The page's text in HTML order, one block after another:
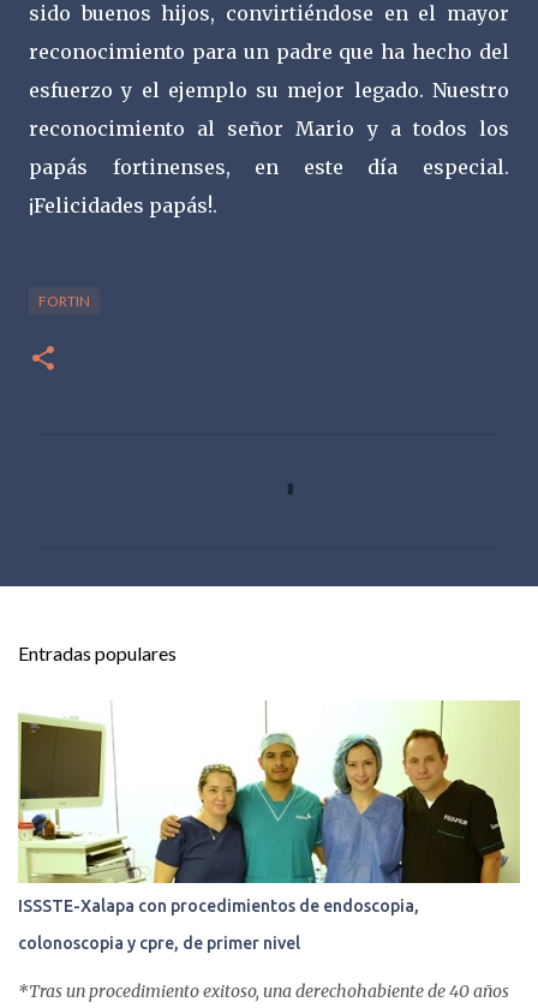
sido buenos hijos, convirtiéndose en el mayor
reconocimiento para un padre que ha hecho del
esfuerzo y el ejemplo su mejor legado. Nuestro
reconocimiento al señor Mario y a todos los
papás fortinenses, en este día especial.
¡Felicidades papás!.
FORTIN
s
Entradas populares
ISSSTE-Xalapa con procedimientos de endoscopia,
colonoscopia y cpre, de primer nivel
*Tras un procedimiento exitoso, una derechohabiente de 40 años